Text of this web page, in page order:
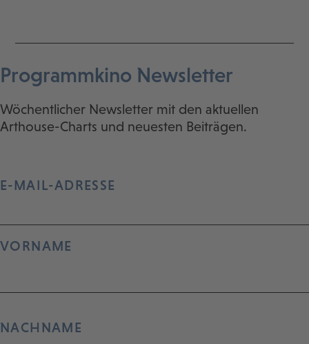
Programmkino Newsletter
Wöchentlicher Newsletter mit den aktuellen
Arthouse-Charts und neuesten Beiträgen.
E-MAIL-ADRESSE
VORNAME
NACHNAME